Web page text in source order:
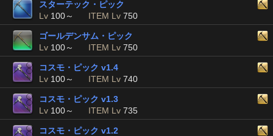
スターテック・ピック
Lv 100～ ITEM Lv 750
ゴールデンサム・ピック
Lv 100～ ITEM Lv 750
コスモ・ピック v1.4
Lv 100～ ITEM Lv 740
コスモ・ピック v1.3
Lv 100～ ITEM Lv 735
コスモ・ピック v1.2